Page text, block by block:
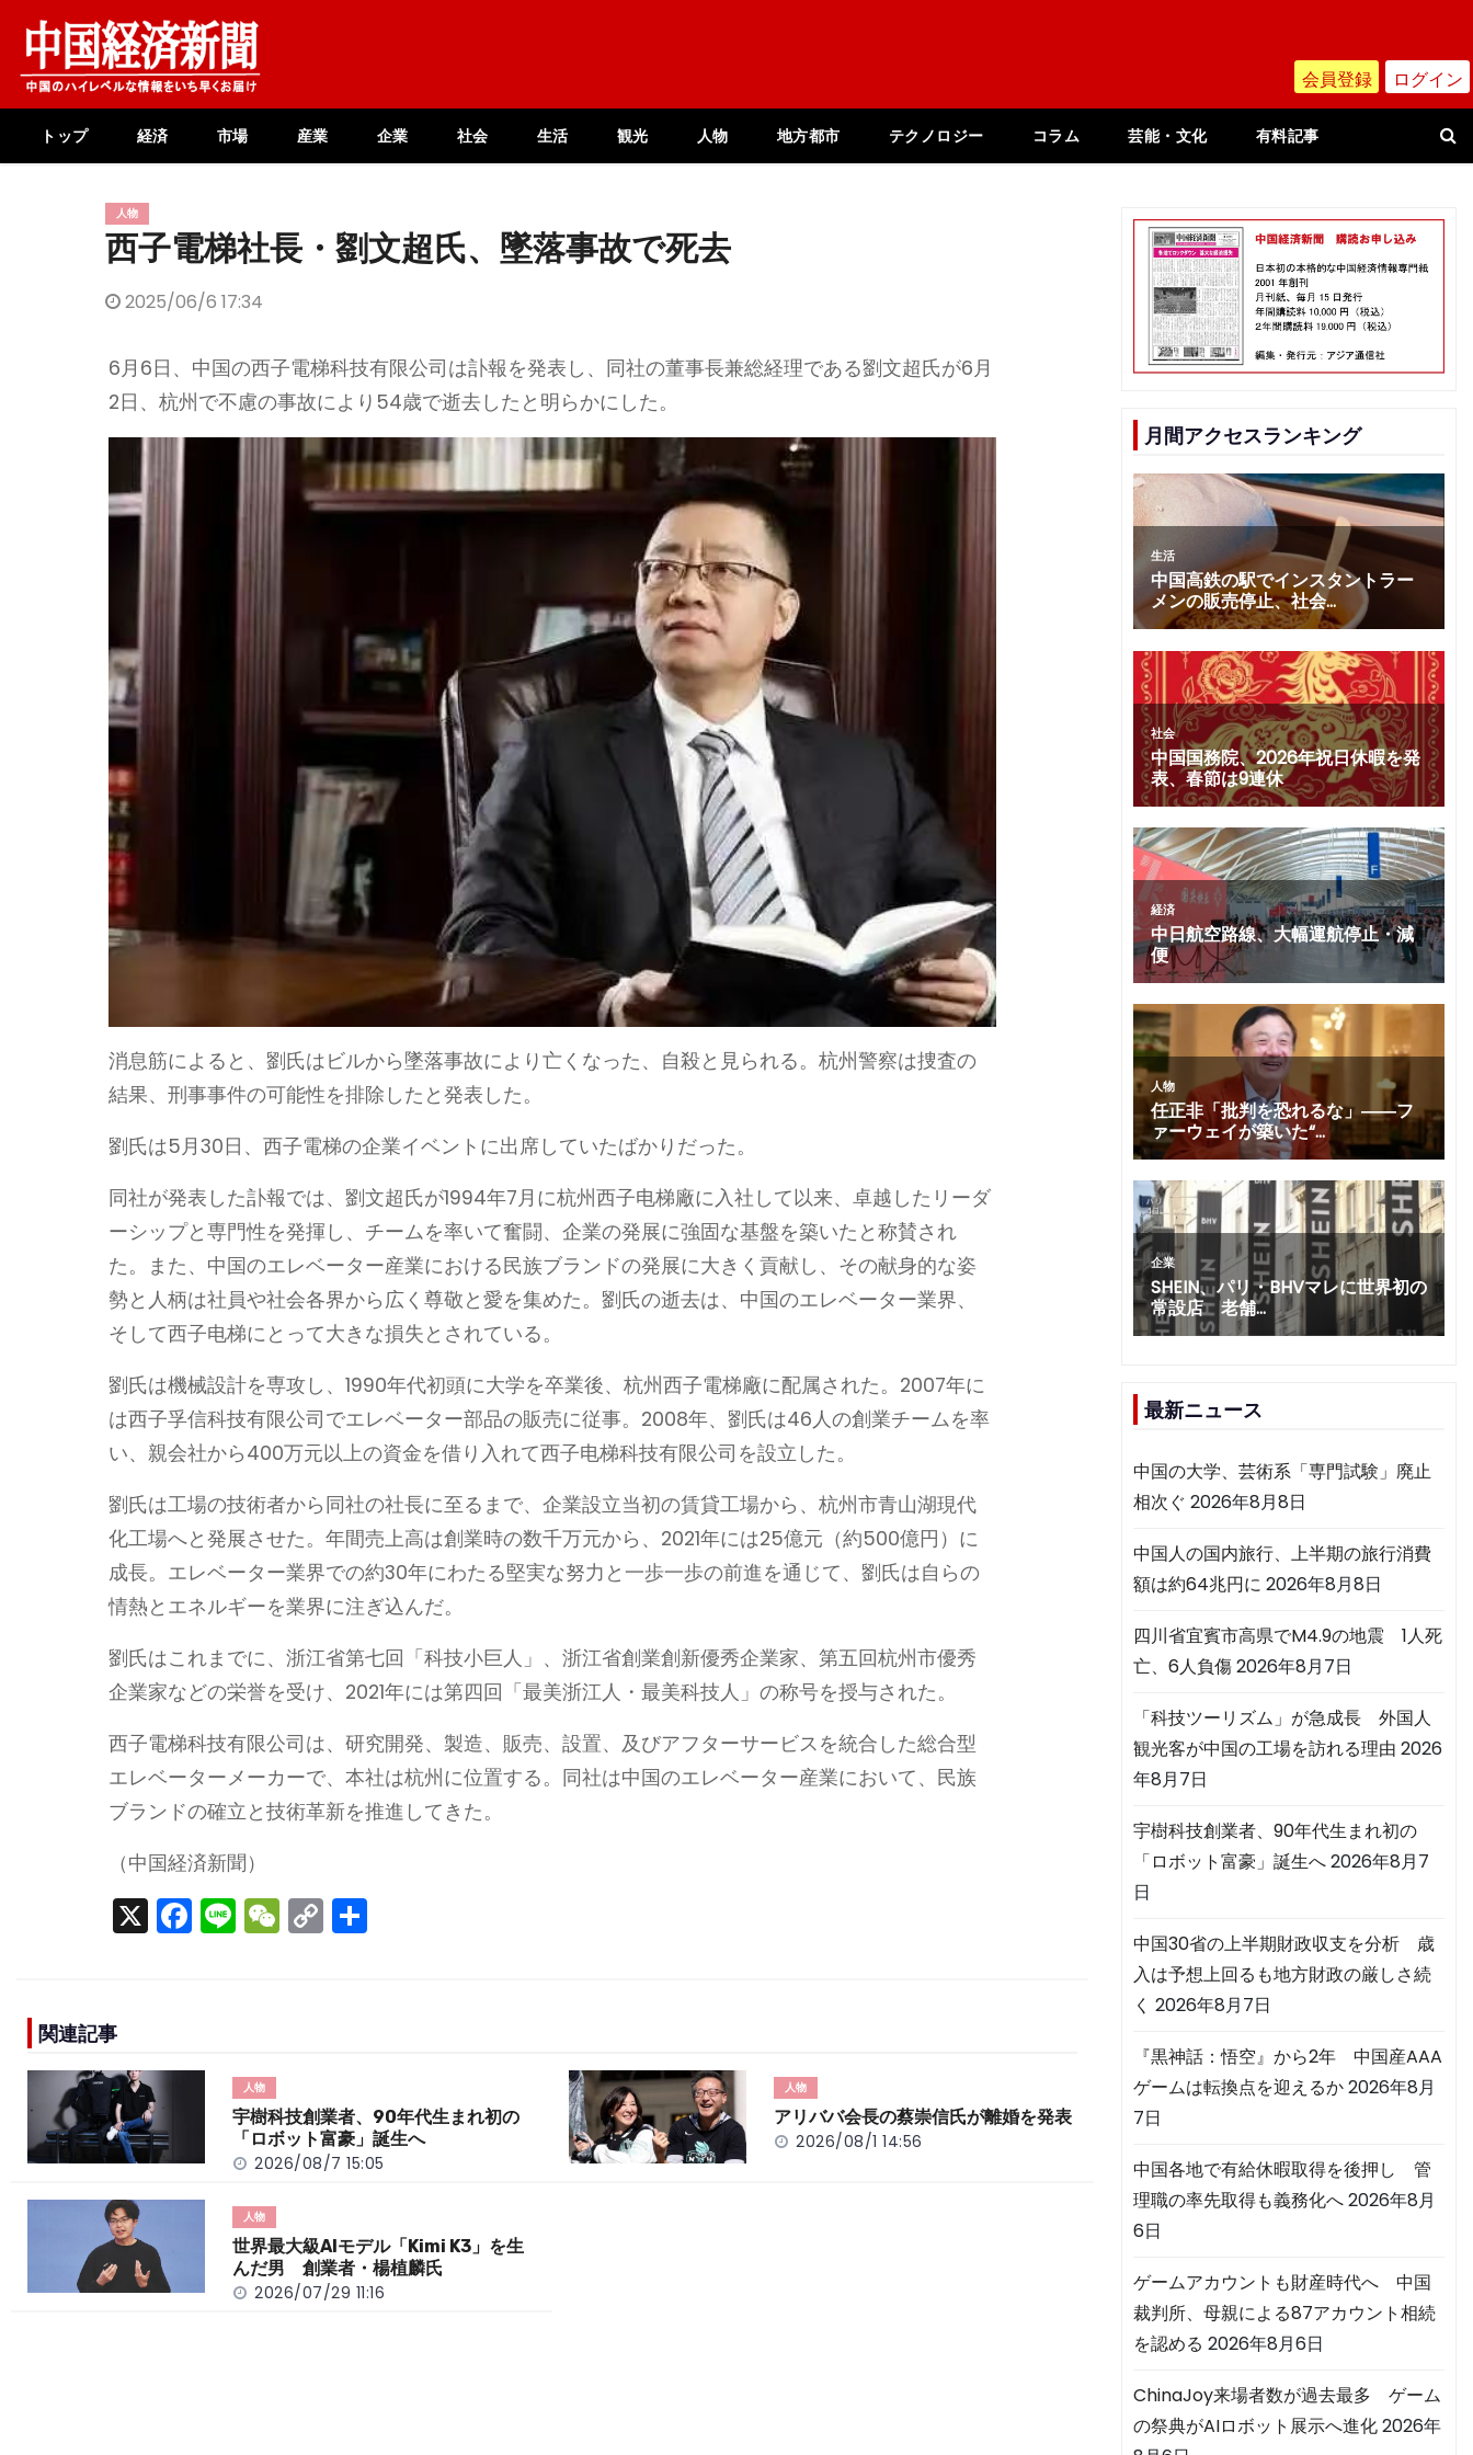
content
会員登録 ログイン
トップ 経済 市場 産業 企業 社会 生活 観光 人物 地方都市 テクノロジー コラム 芸能・文化 有料記事
人物
西子電梯社長・劉文超氏、墜落事故で死去
2025/06/6 17:34
6月6日、中国の西子電梯科技有限公司は訃報を発表し、同社の董事長兼総経理である劉文超氏が6月
2日、杭州で不慮の事故により54歳で逝去したと明らかにした。
消息筋によると、劉氏はビルから墜落事故により亡くなった、自殺と見られる。杭州警察は捜査の
結果、刑事事件の可能性を排除したと発表した。
劉氏は5月30日、西子電梯の企業イベントに出席していたばかりだった。
同社が発表した訃報では、劉文超氏が1994年7月に杭州西子电梯廠に入社して以来、卓越したリーダ
ーシップと専門性を発揮し、チームを率いて奮闘、企業の発展に強固な基盤を築いたと称賛され
た。また、中国のエレベーター産業における民族ブランドの発展に大きく貢献し、その献身的な姿
勢と人柄は社員や社会各界から広く尊敬と愛を集めた。劉氏の逝去は、中国のエレベーター業界、
そして西子电梯にとって大きな損失とされている。
劉氏は機械設計を専攻し、1990年代初頭に大学を卒業後、杭州西子電梯廠に配属された。2007年に
は西子孚信科技有限公司でエレベーター部品の販売に従事。2008年、劉氏は46人の創業チームを率
い、親会社から400万元以上の資金を借り入れて西子电梯科技有限公司を設立した。
劉氏は工場の技術者から同社の社長に至るまで、企業設立当初の賃貸工場から、杭州市青山湖現代
化工場へと発展させた。年間売上高は創業時の数千万元から、2021年には25億元（約500億円）に
成長。エレベーター業界での約30年にわたる堅実な努力と一歩一歩の前進を通じて、劉氏は自らの
情熱とエネルギーを業界に注ぎ込んだ。
劉氏はこれまでに、浙江省第七回「科技小巨人」、浙江省創業創新優秀企業家、第五回杭州市優秀
企業家などの栄誉を受け、2021年には第四回「最美浙江人・最美科技人」の称号を授与された。
西子電梯科技有限公司は、研究開発、製造、販売、設置、及びアフターサービスを統合した総合型
エレベーターメーカーで、本社は杭州に位置する。同社は中国のエレベーター産業において、民族
ブランドの確立と技術革新を推進してきた。
（中国経済新聞）
X F
k
Li W C
k
関連記事
人物
宇樹科技創業者、90年代生まれ初の
「ロボット富豪」誕生へ
2026/08/7 15:05
人物
アリババ会長の蔡崇信氏が離婚を発表
2026/08/1 14:56
人物
世界最大級AIモデル「Kimi K3」を生
んだ男 創業者・楊植麟氏
2026/07/29 11:16
月間アクセスランキング
最新ニュース
中国の大学、芸術系「専門試験」廃止
相次ぐ 2026年8月8日
中国人の国内旅行、上半期の旅行消費
額は約64兆円に 2026年8月8日
四川省宜賓市高県でM4.9の地震 1人死
亡、6人負傷2026年8月7日
「科技ツーリズム」が急成長 外国人
観光客が中国の工場を訪れる理由 2026
年8月7日
宇樹科技創業者、90年代生まれ初の
「ロボット富豪」誕生へ2026年8月7
日
中国30省の上半期財政収支を分析 歳
入は予想上回るも地方財政の厳しさ続
く 2026年8月7日
『黒神話：悟空』から2年 中国産AAA
ゲームは転換点を迎えるか2026年8月
7日
中国各地で有給休暇取得を後押し 管
理職の率先取得も義務化へ2026年8月
6日
ゲームアカウントも財産時代へ 中国
裁判所、母親による87アカウント相続
を認める 2026年8月6日
ChinaJoy来場者数が過去最多 ゲーム
の祭典がAIロボット展示へ進化2026年